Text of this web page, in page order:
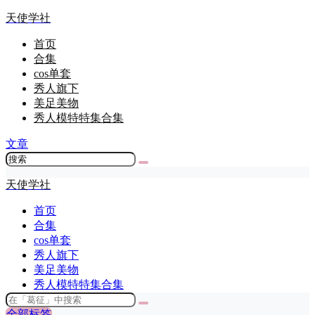
天使学社
首页
合集
cos单套
秀人旗下
美足美物
秀人模特特集合集
文章
天使学社
首页
合集
cos单套
秀人旗下
美足美物
秀人模特特集合集